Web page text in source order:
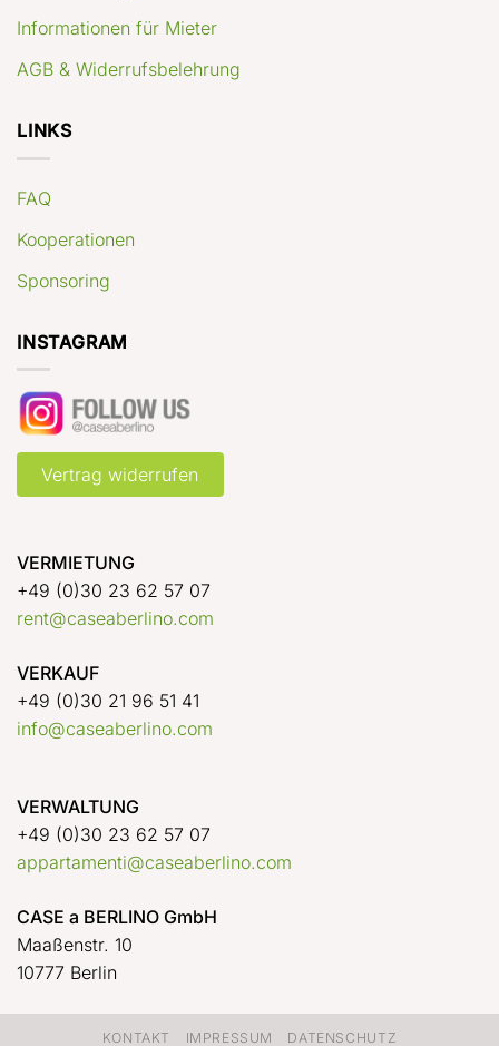
Informationen für Mieter
AGB & Widerrufsbelehrung
LINKS
FAQ
Kooperationen
Sponsoring
INSTAGRAM
Vertrag widerrufen
VERMIETUNG
+49 (0)30 23 62 57 07
rent@caseaberlino.com
VERKAUF
+49 (0)30 21 96 51 41
info@caseaberlino.com
VERWALTUNG
+49 (0)30 23 62 57 07
appartamenti@caseaberlino.com
CASE a BERLINO GmbH
Maaßenstr. 10
10777 Berlin
KONTAKT IMPRESSUM DATENSCHUTZ